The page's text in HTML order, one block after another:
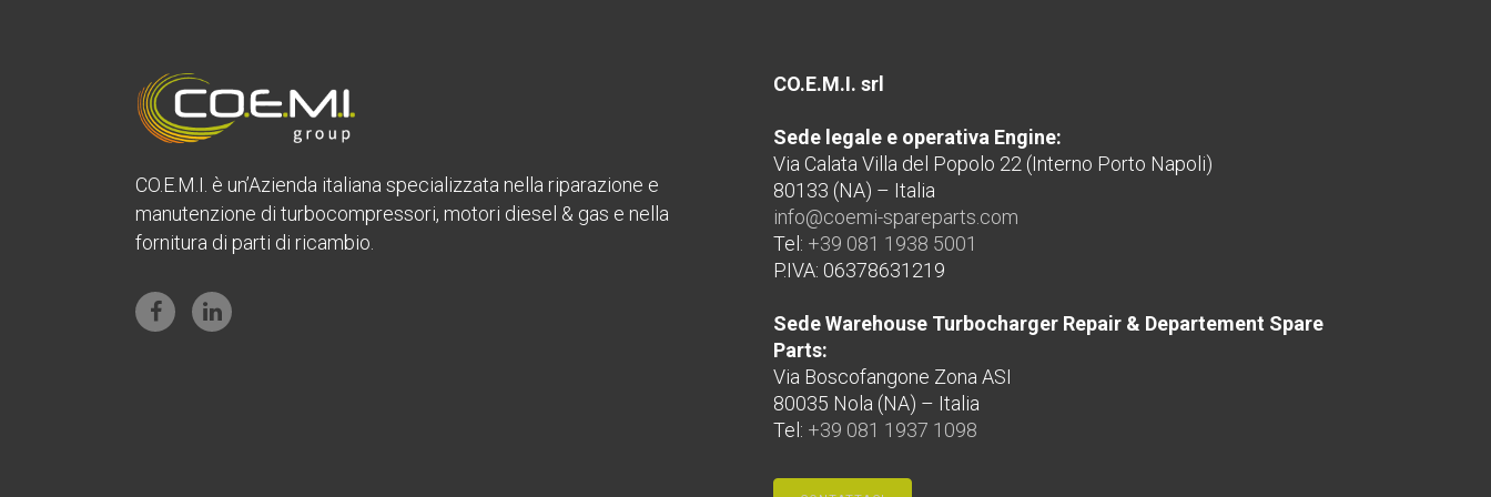
CO.E.M.I. è un’Azienda italiana specializzata nella riparazione e
manutenzione di turbocompressori, motori diesel & gas e nella
fornitura di parti di ricambio.
CO.E.M.I. srl
Sede legale e operativa Engine:
Via Calata Villa del Popolo 22 (Interno Porto Napoli)
80133 (NA) – Italia
info@coemi-spareparts.com
Tel: +39 081 1938 5001
P.IVA: 06378631219
Sede Warehouse Turbocharger Repair & Departement Spare
Parts:
Via Boscofangone Zona ASI
80035 Nola (NA) – Italia
Tel: +39 081 1937 1098